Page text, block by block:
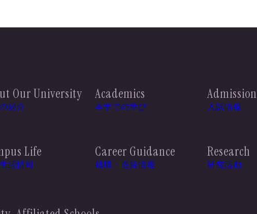
Our University
紹介
Academics
本学での学び
Admission
入試情報
Life
活情報
Career Guidance
就職・進路情報
Research
研究活動